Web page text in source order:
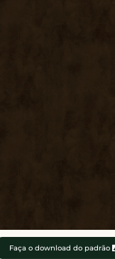
Faça o download do padrão